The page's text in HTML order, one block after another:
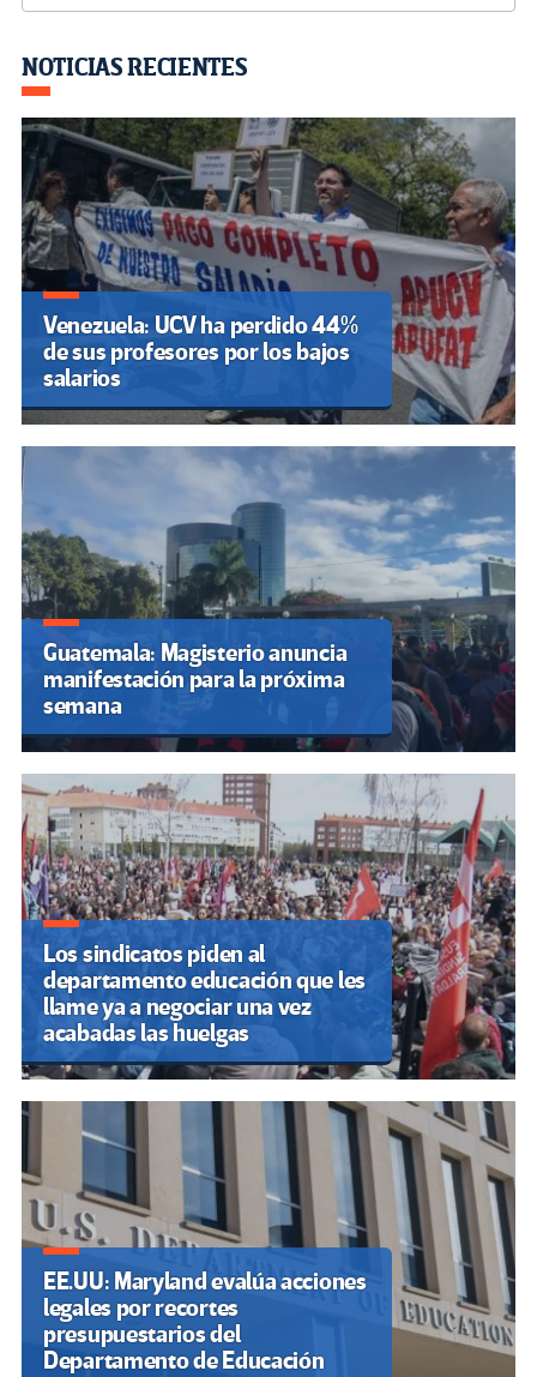
o
k
m n
tir
NOTICIAS RECIENTES
Venezuela: UCV ha perdido 44%
de sus profesores por los bajos
salarios
Guatemala: Magisterio anuncia
manifestación para la próxima
semana
Los sindicatos piden al
departamento educación que les
llame ya a negociar una vez
acabadas las huelgas
EE.UU: Maryland evalúa acciones
legales por recortes
presupuestarios del
Departamento de Educación